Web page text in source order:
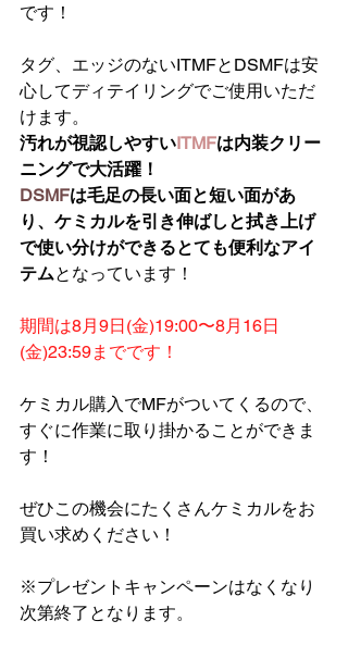
です！
タグ、エッジのないITMFとDSMFは安
心してディテイリングでご使用いただ
けます。
汚れが視認しやすいITMFは内装クリー
ニングで大活躍！
DSMFは毛足の長い面と短い面があ
り、ケミカルを引き伸ばしと拭き上げ
で使い分けができるとても便利なアイ
テムとなっています！
期間は8月9日(金)19:00〜8月16日
(金)23:59までです！
ケミカル購入でMFがついてくるので、
すぐに作業に取り掛かることができま
す！
ぜひこの機会にたくさんケミカルをお
買い求めください！
※プレゼントキャンペーンはなくなり
次第終了となります。